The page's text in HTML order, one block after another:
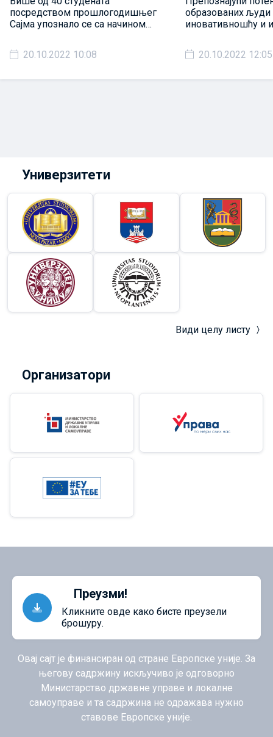
посредством прошлогодишњег
Сајма упознало се са начином
управа, прописима и
унутрашњом организацијом
20.10.2022 10:08
образованих људи
иновативношћу и
модерне и
управе, Заштитник
студенте на
20.10.2022 12:05
Универзитети
Види целу листу
Организатори
Преузми!
Кликните овде како бисте преузели
брошуру.
Овај сајт је финансиран од стране Европске уније. За
његову садржину искључиво је одговорно
Министарство државне управе и локалне
самоуправе и та садржина не одражава нужно
ставове Европске уније.